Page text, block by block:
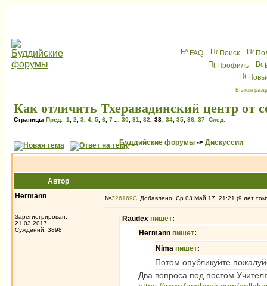
FAQ Поиск
Профиль
В этом
Как отличить Тхеравадинский центр от
Страницы Пред. 1 2 3 4 5 6 7 30 31 32 33 34 35 36 37 След.
Буддийские форумы -> Дискуссии
Автор
Hermann
Зарегистрирован:
21.03.2017
Суждений: 3898
№326169 Добавлено: Ср 03 Май 17, 21:21 (9 лет
Raudex пишет:
Hermann пишет:
Nima пишет:
Потом опубликуйте
Два вопроса под постом